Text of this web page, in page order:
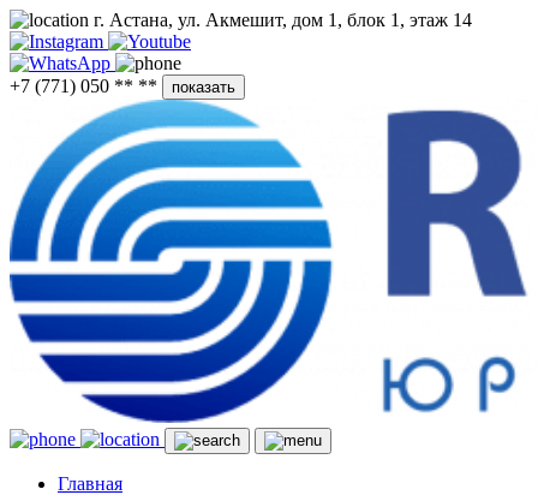
г. Астана, ул. Акмешит, дом 1, блок 1, этаж 14
+7 (771) 050 ** ** показать
Главная